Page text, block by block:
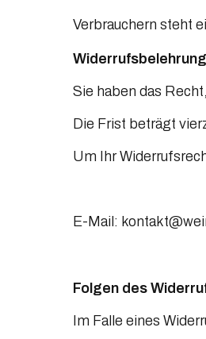
Verbrauchern steht
Widerrufsbelehrung
Sie haben das
Die Frist beträgt
Um Ihr
E-Mail:
Folgen des
Im Falle eines